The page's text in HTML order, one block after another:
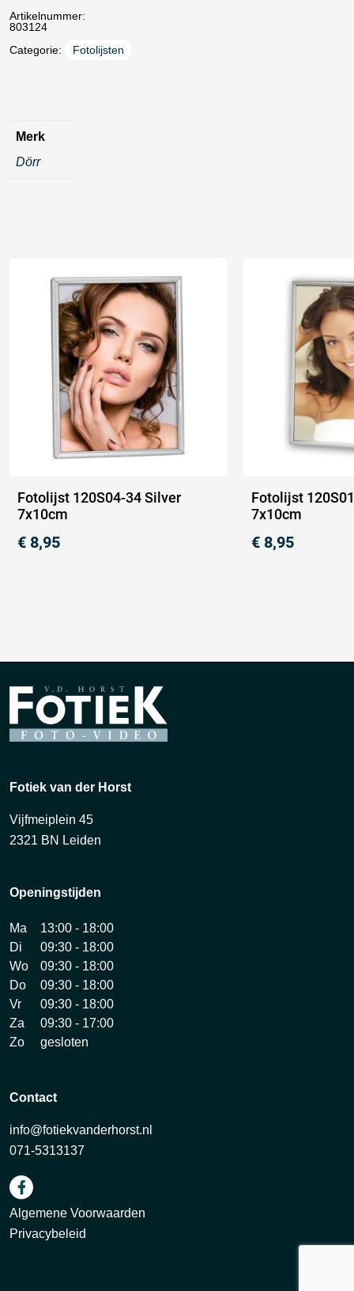
Artikelnummer:
803124
Categorie:
Fotolijsten
Merk
Dörr
Fotolijst 120S04-34 Silver
7x10cm
€ 8,95
Fotolijst
7x10cm
€ 8,95
Fotiek van der Horst
Vijfmeiplein 45
2321 BN Leiden
Openingstijden
Ma
13:00 - 18:00
Di
09:30 - 18:00
Wo
09:30 - 18:00
Do
09:30 - 18:00
Vr
09:30 - 18:00
Za
09:30 - 17:00
Zo
gesloten
Contact
info@fotiekvanderhorst.nl
071-5313137
Algemene Voorwaarden
Privacybeleid